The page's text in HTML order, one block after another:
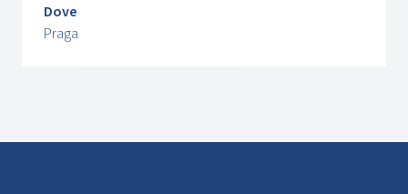
Dove
Praga